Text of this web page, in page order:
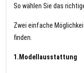
So wählen Sie das
Zwei einfache
finden.
1.Modellausstattung